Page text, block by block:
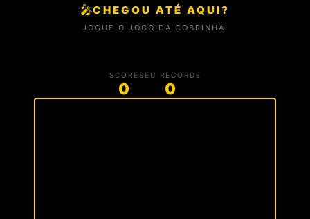
🎤CHEGOU ATÉ AQUI?
JOGUE O JOGO DA COBRINHA!
SCORE
0
SEU RECORDE
0